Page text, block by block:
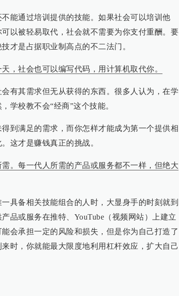
能通过培训提供的技能。如果社会可以培训他
以被轻易取代，社会就不需要为你支付重酬。要
才是占据职业制高点的不二法门。
，社会也可以编写代码，用计算机取代你。
有其需求但无从获得的东西。很多人认为，在学
学校教不会“经商”这个技能。
到满足的需求，而你怎样才能成为第一个提供相
这才是赚钱真正的挑战。
。每一代人所需的产品或服务都不一样，但绝大
具备相关技能组合的人时，大显身手的时刻就到
品或服务在推特、YouTube（视频网站）上建立
会承担一定的风险和损失，但是你为自己打造了
时，你就能最大限度地利用杠杆效应，扩大自己